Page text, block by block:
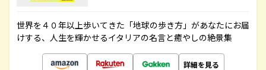
世界を４０年以上歩いてきた「地球の歩き方」があなたにお届
けする、人生を輝かせるイタリアの名言と癒やしの絶景集
詳細を見る